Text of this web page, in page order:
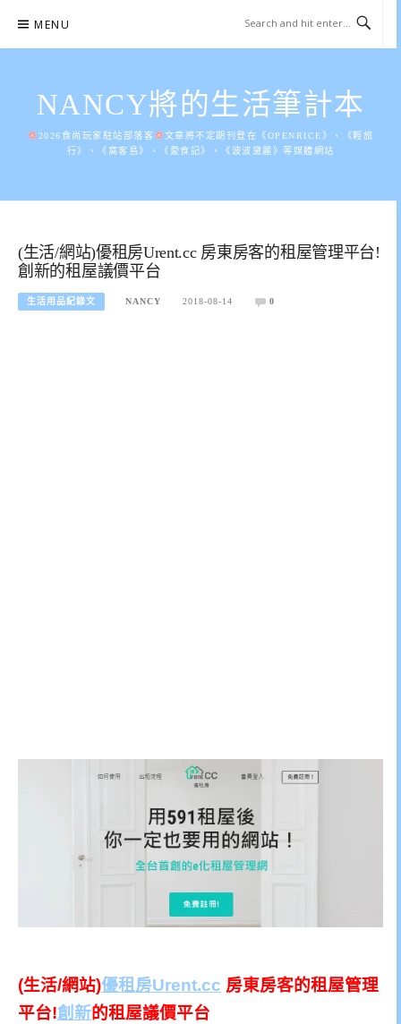
content
MENU
NANCY將的生活筆計本
2026食尚玩家駐站部落客
文章將不定期刊登在《OPENRICE》、《輕旅
行》、《窩客島》、《愛食記》、《波波黛麗》等媒體網站
(生活/網站)優租房Urent.cc 房東房客的租屋管理平台!
創新的租屋議價平台
生活用品紀錄文 NANCY 2018-08-14 0
(生活/網站)優租房Urent.cc 房東房客的租屋管理
平台!創新的租屋議價平台